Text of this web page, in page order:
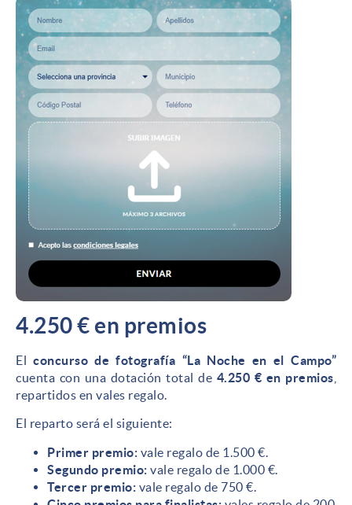
4.250 € en premios
Elconcurso de fotografía “La Noche en el Campo”
cuenta con una dotación total de 4.250 € en premios
repartidos en vales regalo.
El reparto será el siguiente:
Primer premio: vale regalo de 1.500 €.
Segundo premio: vale regalo de 1.000 €.
Tercer premio: vale regalo de 750 €.